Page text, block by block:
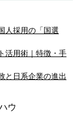
人採用の「国選
活用術｜特徴・手
と日系企業の進出
ウ